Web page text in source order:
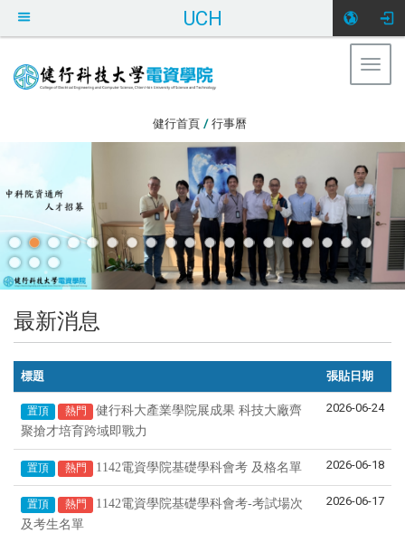
UCH
健行首頁 / 行事曆
最新消息
標題 張貼日期
置頂 熱門
健行科大產業學院展成果 科技大廠齊
聚搶才培育跨域即戰力
2026-06-24
置頂 熱門 1142電資學院基礎學科會考 及格名單 2026-06-18
置頂 熱門
1142電資學院基礎學科會考-考試場次
及考生名單
2026-06-17